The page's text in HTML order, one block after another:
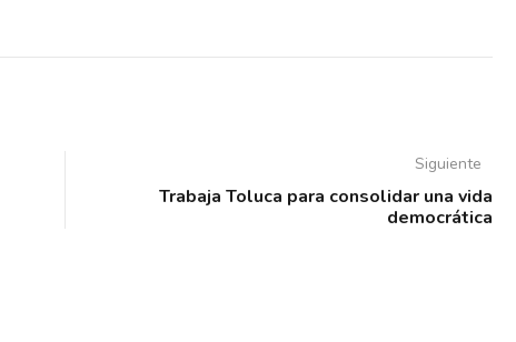
Siguiente
Trabaja Toluca para consolidar una vida
democrática